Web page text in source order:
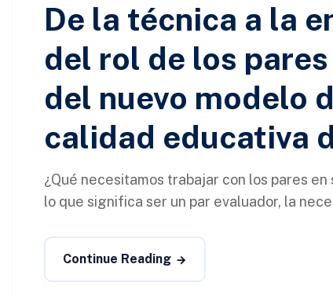
De la técnica a la
del rol de los
del nuevo modelo
calidad educativa
¿Qué necesitamos trabajar con los pares
lo que significa ser un par evaluador, la
Continue Reading